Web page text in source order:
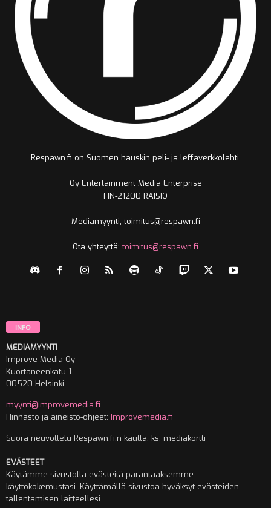
Respawn.fi on Suomen hauskin peli- ja leffaverkkolehti.
Oy Entertainment Media Enterprise
FIN-21200 RAISIO
Mediamyynti, toimitus@respawn.fi
Ota yhteyttä:toimitus@respawn.fi
INFO
MEDIAMYYNTI
Improve Media Oy
Kuortaneenkatu 1
00520 Helsinki
myynti@improvemedia.fi
Hinnasto ja aineisto-ohjeet: Improvemedia.fi
Suora neuvottelu Respawn.fi:n kautta, ks. mediakortti
EVÄSTEET
Käytämme sivustolla evästeitä parantaaksemme
käyttökokemustasi. Käyttämällä sivustoa hyväksyt evästeiden
tallentamisen laitteellesi.